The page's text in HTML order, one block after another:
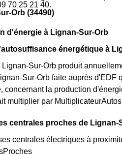
70 25 21 40.
Orb (34490)
d'énergie à Lignan-Sur-Orb
énergétique à
Sur-Orb produit
Sur-Orb faite auprès d'EDF
concernant la production
multiplier par
centrales proches de Lignan-
centrales électriques à